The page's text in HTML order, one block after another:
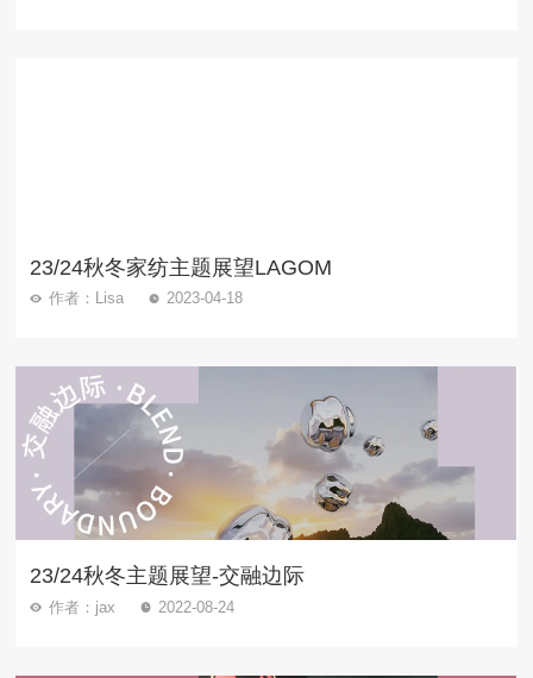
23/24秋冬家纺主题展望LAGOM
作者：Lisa 2023-04-18
23/24秋冬主题展望-交融边际
作者：jax 2022-08-24